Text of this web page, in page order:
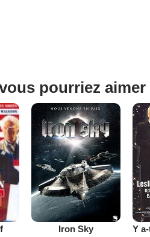
pourriez aimer
Iron Sky